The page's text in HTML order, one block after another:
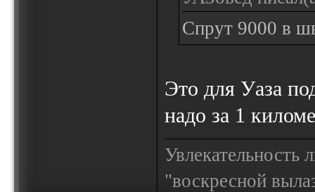
Спрут 9000 в
Это для Уаза
надо за 1
Увлекательность
"воскресной